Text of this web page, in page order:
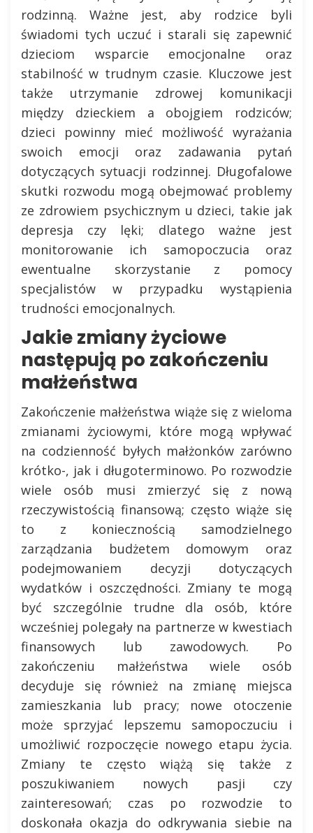
rodzinną. Ważne jest, aby rodzice byli
świadomi tych uczuć i starali się zapewnić
dzieciom wsparcie emocjonalne oraz
stabilność w trudnym czasie. Kluczowe jest
także utrzymanie zdrowej komunikacji
między dzieckiem a obojgiem rodziców;
dzieci powinny mieć możliwość wyrażania
swoich emocji oraz zadawania pytań
dotyczących sytuacji rodzinnej. Długofalowe
skutki rozwodu mogą obejmować problemy
ze zdrowiem psychicznym u dzieci, takie jak
depresja czy lęki; dlatego ważne jest
monitorowanie ich samopoczucia oraz
ewentualne skorzystanie z pomocy
specjalistów w przypadku wystąpienia
trudności emocjonalnych.
Jakie zmiany życiowe
następują po zakończeniu
małżeństwa
Zakończenie małżeństwa wiąże się z wieloma
zmianami życiowymi, które mogą wpływać
na codzienność byłych małżonków zarówno
krótko-, jak i długoterminowo. Po rozwodzie
wiele osób musi zmierzyć się z nową
rzeczywistością finansową; często wiąże się
to z koniecznością samodzielnego
zarządzania budżetem domowym oraz
podejmowaniem decyzji dotyczących
wydatków i oszczędności. Zmiany te mogą
być szczególnie trudne dla osób, które
wcześniej polegały na partnerze w kwestiach
finansowych lub zawodowych. Po
zakończeniu małżeństwa wiele osób
decyduje się również na zmianę miejsca
zamieszkania lub pracy; nowe otoczenie
może sprzyjać lepszemu samopoczuciu i
umożliwić rozpoczęcie nowego etapu życia.
Zmiany te często wiążą się także z
poszukiwaniem nowych pasji czy
zainteresowań; czas po rozwodzie to
doskonała okazja do odkrywania siebie na